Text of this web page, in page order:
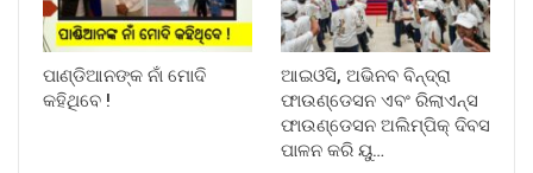
ପାଣ୍ଡିଆନଙ୍କ ନାଁ ମୋଦି
କହିଥିବେ !
ଆଇଓସି, ଅଭିନବ ବିନ୍ଦ୍ରା
ଫାଉଣ୍ଡେସନ ଏବଂ ରିଲାଏନ୍ସ
ଫାଉଣ୍ଡେସନ ଅଲିମ୍ପିକ୍ ଦିବସ
ପାଳନ କରି ୟୁ…